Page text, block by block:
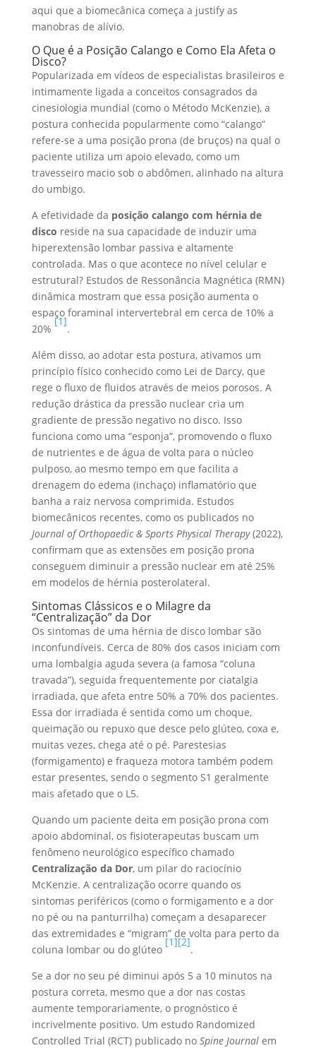
aqui que a biomecânica começa a justify as
manobras de alívio.
O Que é a Posição Calango e Como Ela Afeta o
Disco?
Popularizada em vídeos de especialistas brasileiros e
intimamente ligada a conceitos consagrados da
cinesiologia mundial (como o Método McKenzie), a
postura conhecida popularmente como “calango”
refere-se a uma posição prona (de bruços) na qual o
paciente utiliza um apoio elevado, como um
travesseiro macio sob o abdômen, alinhado na altura
do umbigo.
A efetividade da posição calango com hérnia de
disco reside na sua capacidade de induzir uma
hiperextensão lombar passiva e altamente
controlada. Mas o que acontece no nível celular e
estrutural? Estudos de Ressonância Magnética (RMN)
dinâmica mostram que essa posição aumenta o
espaço foraminal intervertebral em cerca de 10% a
20%
[1]
.
Além disso, ao adotar esta postura, ativamos um
princípio físico conhecido como Lei de Darcy, que
rege o fluxo de fluidos através de meios porosos. A
redução drástica da pressão nuclear cria um
gradiente de pressão negativo no disco. Isso
funciona como uma “esponja”, promovendo o fluxo
de nutrientes e de água de volta para o núcleo
pulposo, ao mesmo tempo em que facilita a
drenagem do edema (inchaço) inflamatório que
banha a raiz nervosa comprimida. Estudos
biomecânicos recentes, como os publicados no
Journal of Orthopaedic & Sports Physical Therapy(2022),
confirmam que as extensões em posição prona
conseguem diminuir a pressão nuclear em até 25%
em modelos de hérnia posterolateral.
Sintomas Clássicos e o Milagre da
“Centralização” da Dor
Os sintomas de uma hérnia de disco lombar são
inconfundíveis. Cerca de 80% dos casos iniciam com
uma lombalgia aguda severa (a famosa “coluna
travada”), seguida frequentemente por ciatalgia
irradiada, que afeta entre 50% a 70% dos pacientes.
Essa dor irradiada é sentida como um choque,
queimação ou repuxo que desce pelo glúteo, coxa e,
muitas vezes, chega até o pé. Parestesias
(formigamento) e fraqueza motora também podem
estar presentes, sendo o segmento S1 geralmente
mais afetado que o L5.
Quando um paciente deita em posição prona com
apoio abdominal, os fisioterapeutas buscam um
fenômeno neurológico específico chamado
Centralização da Dor, um pilar do raciocínio
McKenzie. A centralização ocorre quando os
sintomas periféricos (como o formigamento e a dor
no pé ou na panturrilha) começam a desaparecer
das extremidades e “migram” de volta para perto da
coluna lombar ou do glúteo
[1][2]
.
Se a dor no seu pé diminui após 5 a 10 minutos na
postura correta, mesmo que a dor nas costas
aumente temporariamente, o prognóstico é
incrivelmente positivo. Um estudo Randomized
Controlled Trial (RCT) publicado no Spine Journalem